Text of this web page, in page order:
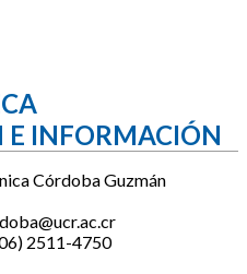
INFORMACIÓN
Córdoba Guzmán
2511-4750